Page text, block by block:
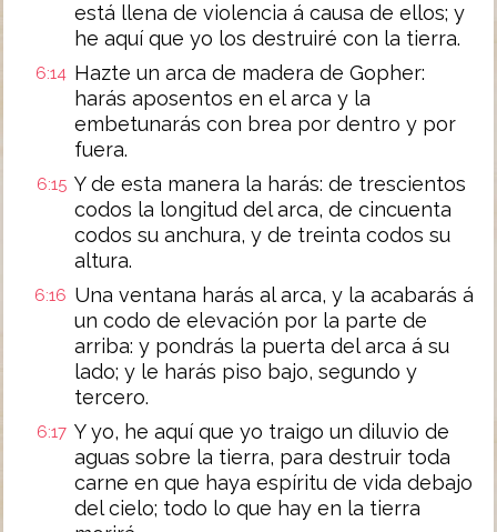
está llena de violencia á causa de ellos; y
he aquí que yo los destruiré con la tierra.
6:14 Hazte un arca de madera de Gopher:
harás aposentos en el arca y la
embetunarás con brea por dentro y por
fuera.
6:15 Y de esta manera la harás: de trescientos
codos la longitud del arca, de cincuenta
codos su anchura, y de treinta codos su
altura.
6:16 Una ventana harás al arca, y la acabarás á
un codo de elevación por la parte de
arriba: y pondrás la puerta del arca á su
lado; y le harás piso bajo, segundo y
tercero.
6:17 Y yo, he aquí que yo traigo un diluvio de
aguas sobre la tierra, para destruir toda
carne en que haya espíritu de vida debajo
del cielo; todo lo que hay en la tierra